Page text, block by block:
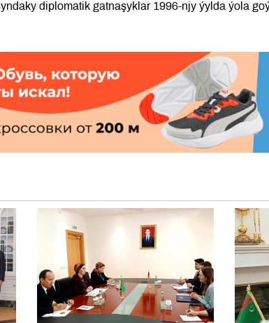
diplomatik gatnaşyklar 1996-njy ýylda ýola